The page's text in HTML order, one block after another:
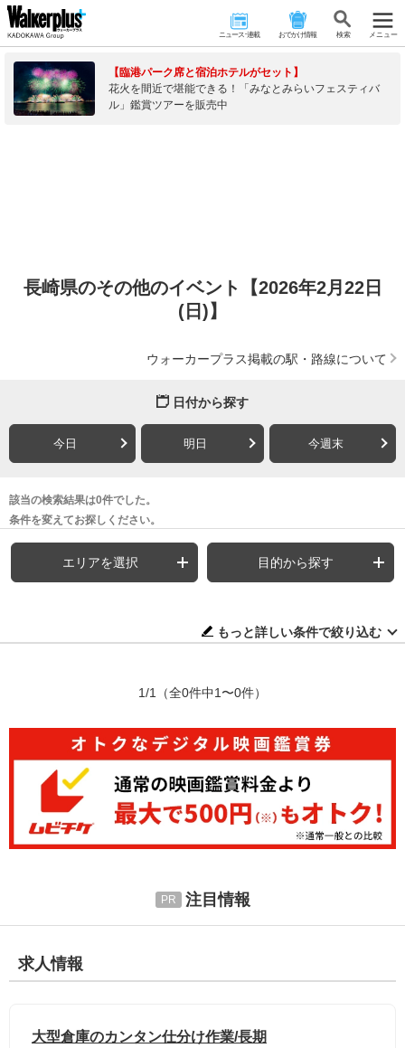
ニュース･連載 おでかけ情報 検 索 メニュー
【臨港パーク席と宿泊ホテルがセット】
花火を間近で堪能できる！「みなとみらいフェスティバ
ル」鑑賞ツアーを販売中
長崎県のその他のイベント【2026年2月22日
(日)】
ウォーカープラス掲載の駅・路線について
日付から探す
今日 明日 今週末
該当の検索結果は0件でした。
条件を変えてお探しください。
エリアを選択 目的から探す
もっと詳しい条件で絞り込む
1/1 （全0件中1〜0件）
注目情報
求人情報
大型倉庫のカンタン仕分け作業/長期